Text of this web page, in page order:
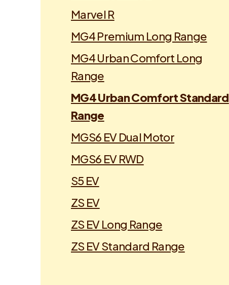
Marvel R
MG4 Premium Long Range
MG4 Urban Comfort Long
Range
MG4 Urban Comfort Standard
Range
MGS6 EV Dual Motor
MGS6 EV RWD
S5 EV
ZS EV
ZS EV Long Range
ZS EV Standard Range